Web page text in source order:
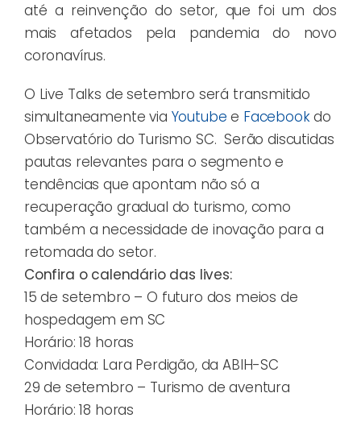
até a reinvenção do setor, que foi um dos
mais afetados pela pandemia do novo
coronavírus.
O Live Talks de setembro será transmitido
simultaneamente via Youtube e Facebookdo
Observatório do Turismo SC. Serão discutidas
pautas relevantes para o segmento e
tendências que apontam não só a
recuperação gradual do turismo, como
também a necessidade de inovação para a
retomada do setor.
Confira o calendário das lives:
15 de setembro – O futuro dos meios de
hospedagem em SC
Horário: 18 horas
Convidada: Lara Perdigão, da ABIH-SC
29 de setembro – Turismo de aventura
Horário: 18 horas